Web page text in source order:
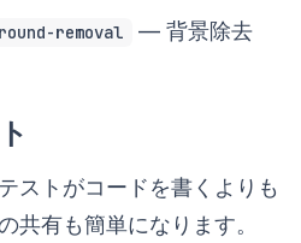
removal — 背景除去
ストがコードを書くよりも
共有も簡単になります。